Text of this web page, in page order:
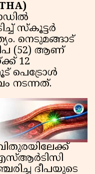
സ്കൂട്ടർ
നെടുമങ്ങാട്
(52) ആണ്
12
പെട്രോൾ
നടന്നത്.
ദീപയുടെ